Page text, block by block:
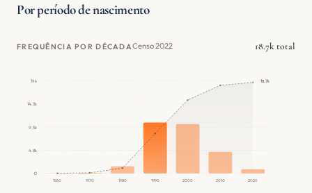
Por período de nascimento
FREQUÊNCIA POR DÉCADACenso 2022 18.7k total
0
4.8k
9.5k
14.3k
19k
1960 1970 1980 1990 2000 2010 2020
18.7k